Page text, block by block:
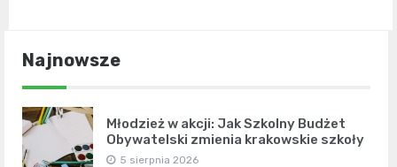
Najnowsze
Młodzież w akcji: Jak Szkolny Budżet
Obywatelski zmienia krakowskie szkoły
5 sierpnia 2026